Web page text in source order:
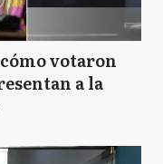
votaron
a la